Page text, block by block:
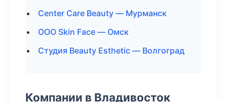
Center Care Beauty — Мурманск
ООО Skin Face — Омск
Студия Beauty Esthetic — Волгоград
Компании в Владивосток